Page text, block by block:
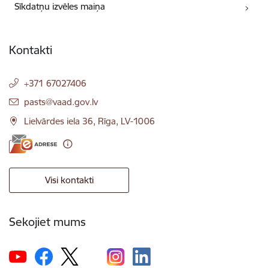
Sīkdatņu izvēles maiņa
Kontakti
+371 67027406
E-pasts:
pasts@vaad.gov.lv
Lielvārdes iela 36, Rīga, LV-1006
Visi kontakti
Sekojiet mums